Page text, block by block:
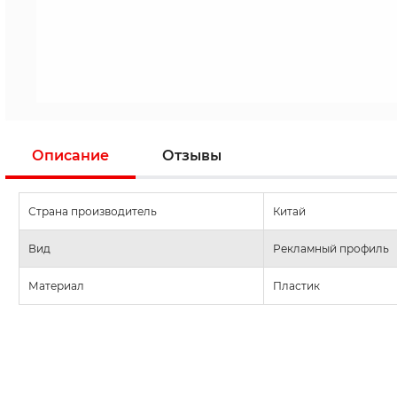
Описание Отзывы
Страна производитель Китай
Вид Рекламный профиль
Материал Пластик